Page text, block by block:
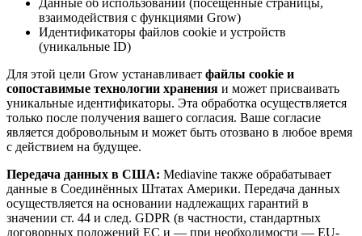
взаимодействия с функциями Grow)
Идентификаторы файлов cookie и устройств
(уникальные ID)
Для этой цели Grow устанавливает файлы cookie и
сопоставимые технологии хранения и может присваивать
уникальные идентификаторы. Эта обработка осуществляется
только после получения вашего согласия. Ваше согласие
является добровольным и может быть отозвано в любое время
с действием на будущее.
Передача данных в США: Mediavine также обрабатывает
данные в Соединённых Штатах Америки. Передача данных
осуществляется на основании надлежащих гарантий в
значении ст. 44 и след. GDPR (в частности, стандартных
договорных положений ЕС и — при необходимости — EU-